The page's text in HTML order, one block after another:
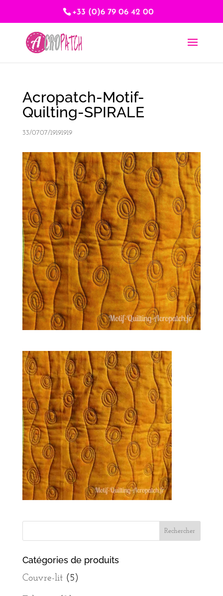
+33 (0)6 79 06 42 00
Acropatch-Motif-
Quilting-SPIRALE
33/0707/19191919
Catégories de produits
Couvre-lit (5)